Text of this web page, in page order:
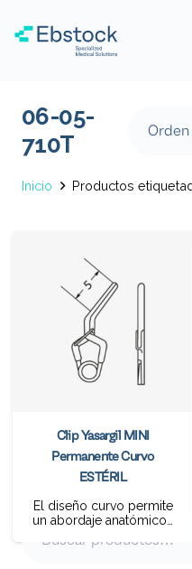
06-05-
710T
Inicio Productos
Clip Yasargil MINI
Permanente Curvo
ESTÉRIL
El diseño curvo permite
un abordaje anatómico…
Buscar